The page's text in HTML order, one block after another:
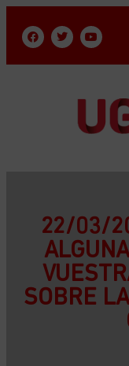
22/03/
SOBRE